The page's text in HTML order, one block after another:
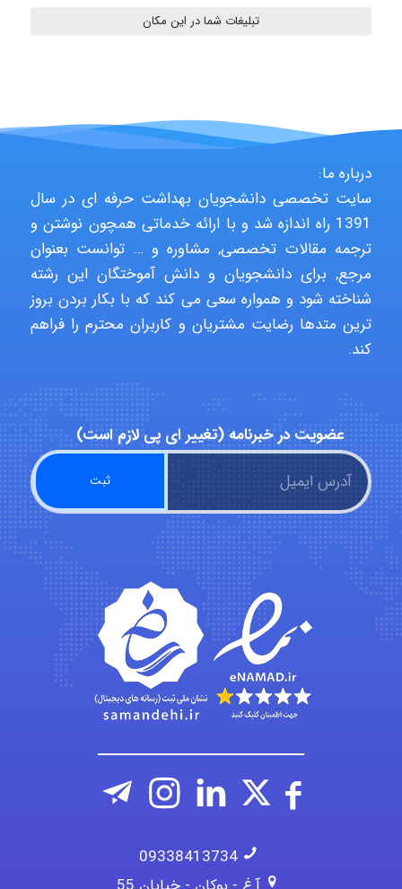
malekf
abolfazlkoshehe
abolfazlkoshehe
A.balandeh
fatima
Jafar Tym
aghajari vahid
تبلیغات شما در این مکان
درباره ما:
سایت تخصصی دانشجویان بهداشت حرفه ای در سال
1391 راه اندازه شد و با ارائه خدماتی همچون نوشتن و
ترجمه مقالات تخصصی, مشاوره و … توانست بعنوان
مرجع, برای دانشجویان و دانش آموختگان این رشته
شناخته شود و همواره سعی می کند که با بکار بردن بروز
ترین متدها رضایت مشتریان و کاربران محترم را فراهم
کند.
عضویت در خبرنامه (تغییر ای پی لازم است)
09338413734